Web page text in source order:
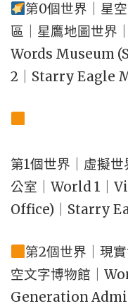
第0個世界｜星
區｜星鷹地圖世
Words Museum
2｜Starry Eagle
第1個世界｜虛擬
公室｜World 1｜
Office)｜Starry
第2個世界｜現
空文字博物館｜
Generation